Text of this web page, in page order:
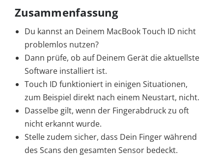
Zusammenfassung
Du kannst an Deinem MacBook Touch ID nicht
problemlos nutzen?
Dann prüfe, ob auf Deinem Gerät die aktuellste
Software installiert ist.
Touch ID funktioniert in einigen Situationen,
zum Beispiel direkt nach einem Neustart, nicht.
Dasselbe gilt, wenn der Fingerabdruck zu oft
nicht erkannt wurde.
Stelle zudem sicher, dass Dein Finger während
des Scans den gesamten Sensor bedeckt.